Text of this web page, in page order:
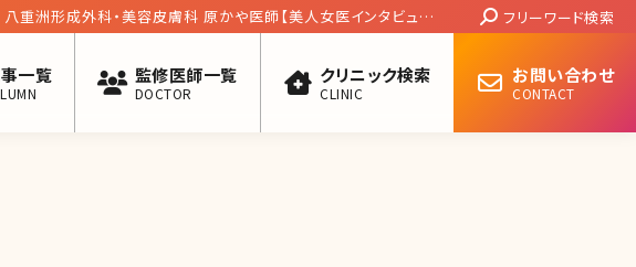
八重洲形成外科・美容皮膚科 原かや医師【美人女医インタビュー
Search:
フリーワード検索
一覧 監修医師一覧
DOCTOR
クリニック検索
CLINIC
お問い合わせ
CONTACT